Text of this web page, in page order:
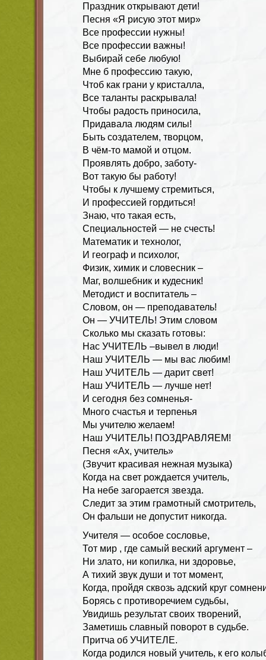
Праздник открывают дети!
Песня «Я рисую этот мир»
Все профессии нужны!
Все профессии важны!
Выбирай себе любую!
Мне б профессию такую,
Чтоб как грани у кристалла,
Все таланты раскрывала!
Чтобы радость приносила,
Придавала людям силы!
Быть создателем, творцом,
В чём-то мамой и отцом.
Проявлять добро, заботу-
Вот такую бы работу!
Чтобы к лучшему стремиться,
И профессией гордиться!
Знаю, что такая есть,
Специальностей — не счесть!
Математик и технолог,
И географ и психолог,
Физик, химик и словесник –
Маг, волшебник и кудесник!
Методист и воспитатель –
Словом, он — преподаватель!
Он — УЧИТЕЛЬ! Этим словом
Сколько мы сказать готовы:
Нас УЧИТЕЛЬ –вывел в люди!
Наш УЧИТЕЛЬ — мы вас любим!
Наш УЧИТЕЛЬ — дарит свет!
Наш УЧИТЕЛЬ — лучше нет!
И сегодня без сомненья-
Много счастья и терпенья
Мы учителю желаем!
Наш УЧИТЕЛЬ! ПОЗДРАВЛЯЕМ!
Песня «Ах, учитель»
(Звучит красивая нежная музыка)
Когда на свет рождается учитель,
На небе загорается звезда.
Следит за этим грамотный смотритель,
Он фальши не допустит никогда.
Учителя — особое сословье,
Тот мир , где самый веский аргумент –
Ни злато, ни копилка, ни здоровье,
А тихий звук души и тот момент,
Когда, пройдя сквозь адский круг
Борясь с противоречием судьбы,
Увидишь результат своих творений,
Заметишь славный поворот в судьбе.
Притча об УЧИТЕЛЕ.
Когда родился новый учитель, к его